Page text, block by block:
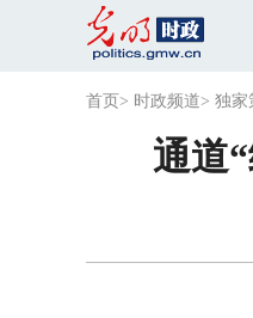
首页 > 时政频道> 独家
通道